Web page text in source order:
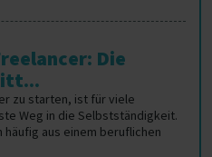
Die
zu starten, ist für viele
Weg in die Selbstständigkeit.
aus einem beruflichen